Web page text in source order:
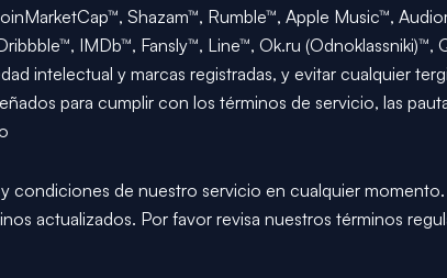
Shazam™, Rumble™, Apple Music™,
IMDb™, Fansly™, Line™, Ok.ru
intelectual y marcas registradas, y evitar cualquier
para cumplir con los términos de servicio, las
condiciones de nuestro servicio en cualquier
actualizados. Por favor revisa nuestros términos